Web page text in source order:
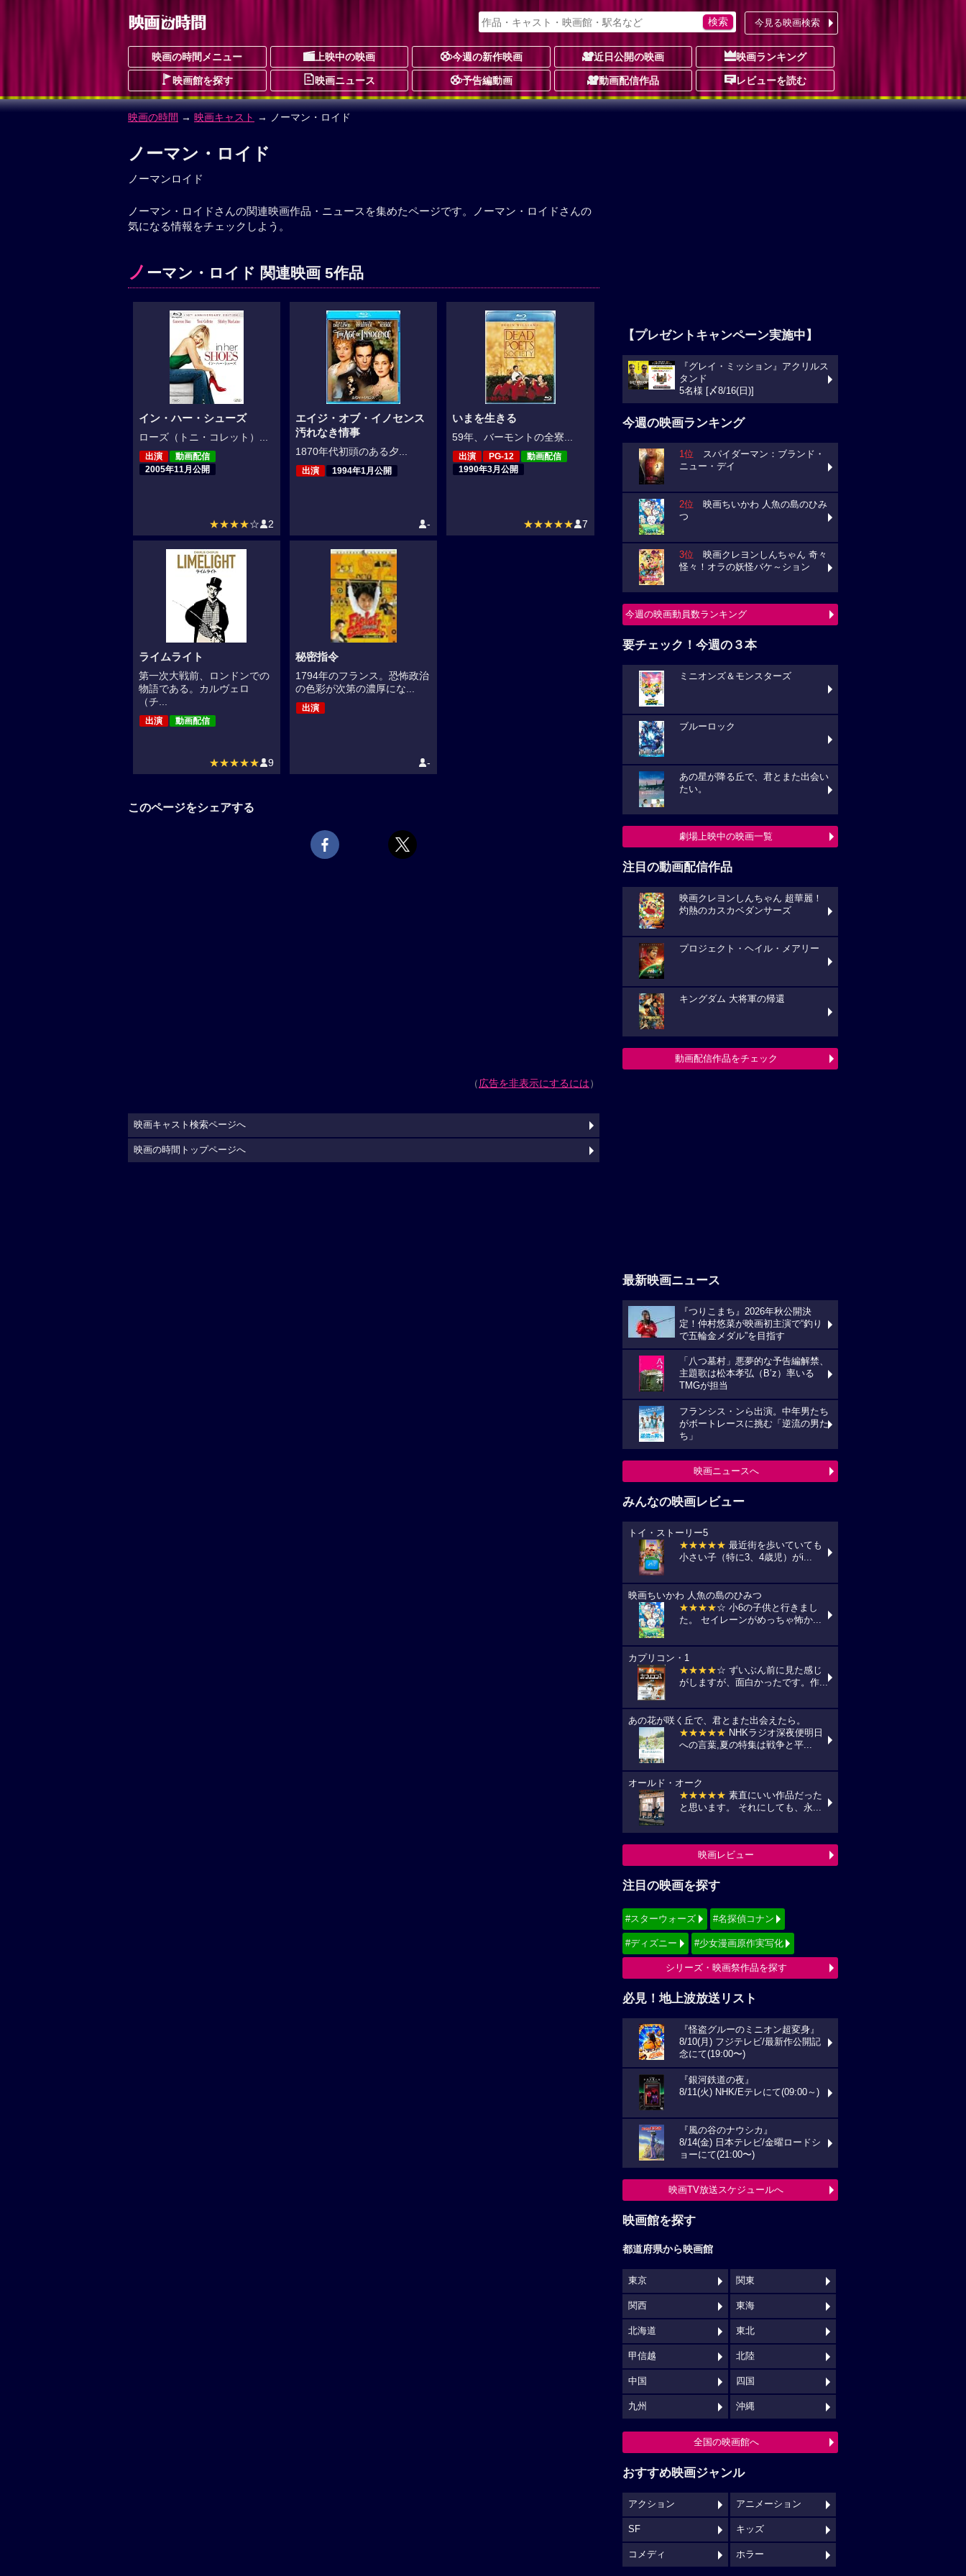
今見る映画検索
映画の時間メニュー 上映中の映画 今週の新作映画 近日公開の映画 映画ランキング
映画館を探す 映画ニュース 予告編動画 動画配信作品 レビューを読む
映画の時間 → 映画キャスト → ノーマン・ロイド
ノーマン・ロイド
ノーマンロイド
ノーマン・ロイドさんの関連映画作品・ニュースを集めたページです。ノーマン・ロイドさんの
気になる情報をチェックしよう。
ノ ーマン・ロイド 関連映画 5作品
イン・ハー・シューズ
ローズ（トニ・コレット）...
出演
動画配信
2005年11月公開
★★★★☆ 2
エイジ・オブ・イノセンス
汚れなき情事
1870年代初頭のある夕...
出演 1994年1月公開
-
いまを生きる
59年、バーモントの全寮...
出演 PG-12
動画配信
1990年3月公開
★★★★★ 7
ライムライト
第一次大戦前、ロンドンでの
物語である。カルヴェロ
（チ...
出演 動画配信
★★★★★ 9
秘密指令
1794年のフランス。恐怖政治
の色彩が次第の濃厚にな...
出演
-
このページをシェアする
（広告を非表示にするには）
【プレゼントキャンペーン実施中】
『グレイ・ミッション』アクリルス
タンド
5名様 [〆8/16(日)]
今週の映画ランキング
1位 スパイダーマン：ブランド・
ニュー・デイ
2位 映画ちいかわ 人魚の島のひみ
つ
3位 映画クレヨンしんちゃん 奇々
怪々！オラの妖怪バケ～ション
今週の映画動員数ランキング
要チェック！今週の３本
ミニオンズ＆モンスターズ
ブルーロック
あの星が降る丘で、君とまた出会い
たい。
劇場上映中の映画一覧
注目の動画配信作品
映画クレヨンしんちゃん 超華麗！
灼熱のカスカベダンサーズ
プロジェクト・ヘイル・メアリー
キングダム 大将軍の帰還
動画配信作品をチェック
最新映画ニュース
『つりこまち』2026年秋公開決
定！仲村悠菜が映画初主演で“釣り
で五輪金メダル”を目指す
「八つ墓村」悪夢的な予告編解禁、
主題歌は松本孝弘（B’z）率いる
TMGが担当
フランシス・ンら出演。中年男たち
がボートレースに挑む「逆流の男た
ち」
映画ニュースへ
みんなの映画レビュー
トイ・ストーリー5
★★★★★ 最近街を歩いていても
小さい子（特に3、4歳児）がi...
映画ちいかわ 人魚の島のひみつ
★★★★☆ 小6の子供と行きまし
た。 セイレーンがめっちゃ怖か...
カプリコン・1
★★★★☆ ずいぶん前に見た感じ
がしますが、面白かったです。作...
あの花が咲く丘で、君とまた出会えたら。
★★★★★ NHKラジオ深夜便明日
への言葉,夏の特集は戦争と平...
オールド・オーク
★★★★★ 素直にいい作品だった
と思います。 それにしても、永...
映画レビュー
注目の映画を探す
#スターウォーズ #名探偵コナン
#ディズニー #少女漫画原作実写化
シリーズ・映画祭作品を探す
必見！地上波放送リスト
『怪盗グルーのミニオン超変身』
8/10(月) フジテレビ/最新作公開記
念にて(19:00〜)
『銀河鉄道の夜』
8/11(火) NHK/Eテレにて(09:00～)
『風の谷のナウシカ』
8/14(金) 日本テレビ/金曜ロードシ
ョーにて(21:00〜)
映画TV放送スケジュールへ
映画館を探す
都道府県から映画館
東京 関東
関西 東海
北海道 東北
甲信越 北陸
中国 四国
九州 沖縄
全国の映画館へ
おすすめ映画ジャンル
アクション アニメーション
SF キッズ
コメディ ホラー
映画キャスト検索ページへ
映画の時間トップページへ